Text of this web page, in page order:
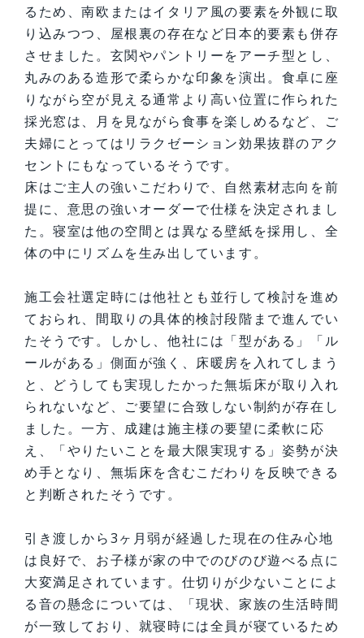
るため、南欧またはイタリア風の要素を外観に取
り込みつつ、屋根裏の存在など日本的要素も併存
させました。玄関やパントリーをアーチ型とし、
丸みのある造形で柔らかな印象を演出。食卓に座
りながら空が見える通常より高い位置に作られた
採光窓は、月を見ながら食事を楽しめるなど、ご
夫婦にとってはリラクゼーション効果抜群のアク
セントにもなっているそうです。
床はご主人の強いこだわりで、自然素材志向を前
提に、意思の強いオーダーで仕様を決定されまし
た。寝室は他の空間とは異なる壁紙を採用し、全
体の中にリズムを生み出しています。
施工会社選定時には他社とも並行して検討を進め
ておられ、間取りの具体的検討段階まで進んでい
たそうです。しかし、他社には「型がある」「ル
ールがある」側面が強く、床暖房を入れてしまう
と、どうしても実現したかった無垢床が取り入れ
られないなど、ご要望に合致しない制約が存在し
ました。一方、成建は施主様の要望に柔軟に応
え、「やりたいことを最大限実現する」姿勢が決
め手となり、無垢床を含むこだわりを反映できる
と判断されたそうです。
引き渡しから3ヶ月弱が経過した現在の住み心地
は良好で、お子様が家の中でのびのび遊べる点に
大変満足されています。仕切りが少ないことによ
る音の懸念については、「現状、家族の生活時間
が一致しており、就寝時には全員が寝ているため